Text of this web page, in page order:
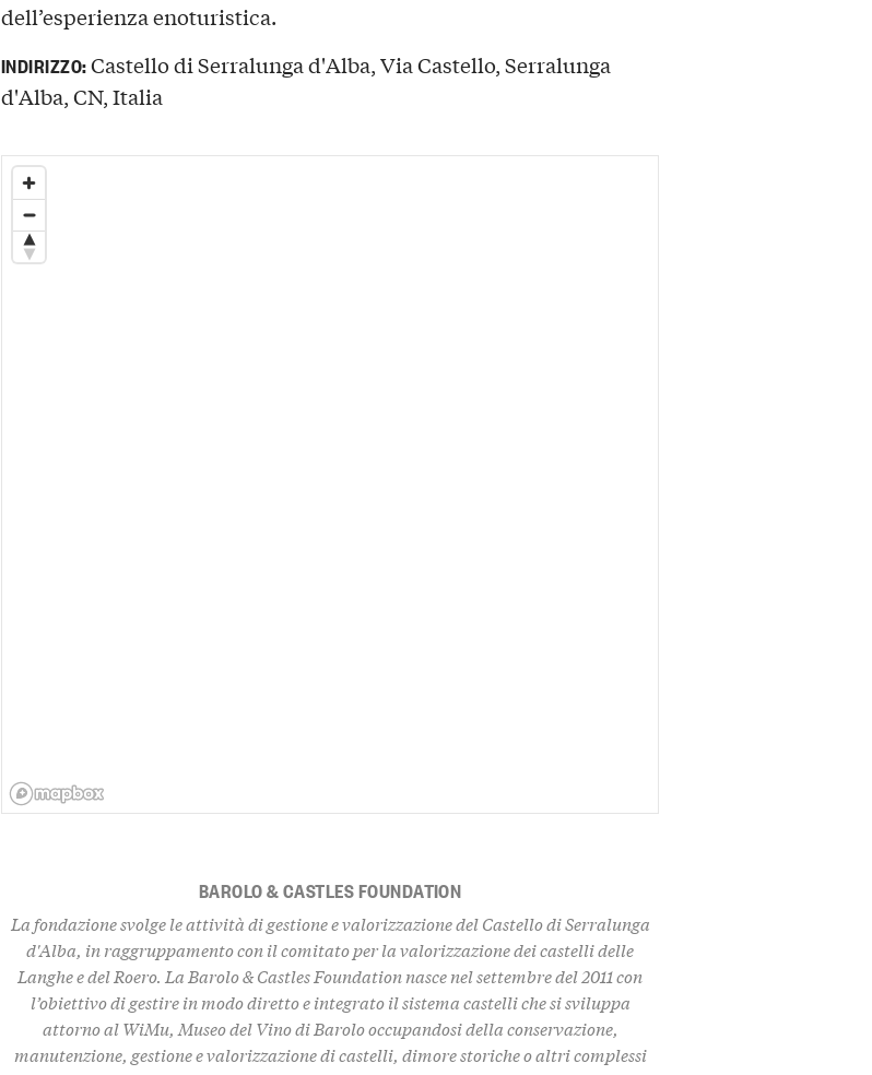
dell’esperienza enoturistica.
INDIRIZZO:Castello di Serralunga d'Alba, Via Castello, Serralunga
d'Alba, CN, Italia
BAROLO & CASTLES FOUNDATION
La fondazione svolge le attività di gestione e valorizzazione del Castello di Serralunga
d'Alba, in raggruppamento con il comitato per la valorizzazione dei castelli delle
Langhe e del Roero. La Barolo & Castles Foundation nasce nel settembre del 2011 con
l’obiettivo di gestire in modo diretto e integrato ilsistema castelliche si sviluppa
attorno al WiMu, Museo del Vino di Barolo occupandosi della conservazione,
manutenzione, gestione e valorizzazione di castelli, dimore storiche o altri complessi